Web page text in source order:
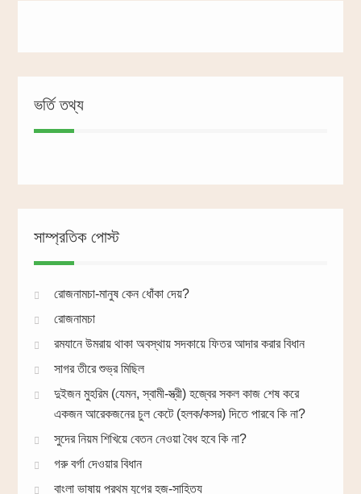
ভর্তি তথ্য
সাম্প্রতিক পোস্ট
রোজনামচা-মানুষ কেন ধোঁকা দেয়?
রোজনামচা
রমযানে উমরায় থাকা অবস্থায় সদকায়ে ফিতর আদার করার বিধান
সাগর তীরে শুভ্র মিছিল
দুইজন মুহরিম (যেমন, স্বামী-স্ত্রী) হজ্বের সকল কাজ শেষ করে
একজন আরেকজনের চুল কেটে (হলক/কসর) দিতে পারবে কি না?
সুদের নিয়ম শিখিয়ে বেতন নেওয়া বৈধ হবে কি না?
গরু বর্গা দেওয়ার বিধান
বাংলা ভাষায় প্রথম যুগের হজ-সাহিত্য